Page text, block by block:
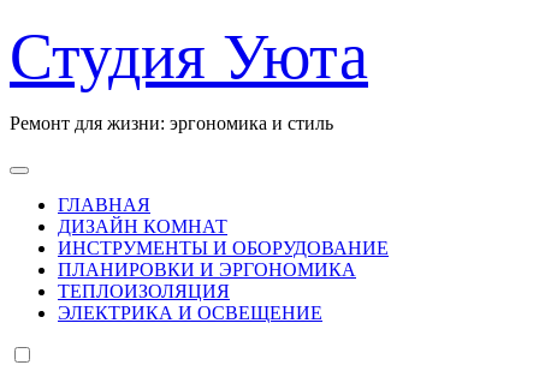
к
содержанию
Студия Уюта
Ремонт для жизни: эргономика и стиль
ГЛАВНАЯ
ДИЗАЙН КОМНАТ
ИНСТРУМЕНТЫ И ОБОРУДОВАНИЕ
ПЛАНИРОВКИ И ЭРГОНОМИКА
ТЕПЛОИЗОЛЯЦИЯ
ЭЛЕКТРИКА И ОСВЕЩЕНИЕ